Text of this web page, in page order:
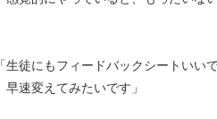
「生徒にもフィードバックシートいい
早速変えてみたいです」